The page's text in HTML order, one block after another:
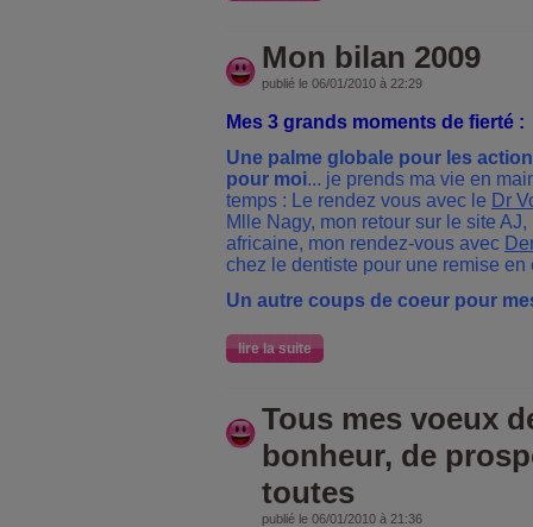
Mon bilan 2009
publié le 06/01/2010 à 22:29
Mes 3 grands moments de fierté :
Une palme globale pour les
pour moi... je prends ma vie en
temps : Le rendez vous avec le Dr
Mlle Nagy, mon retour sur le site
africaine, mon rendez-vous avec
chez le dentiste pour une remise en
Un autre coups de coeur pour
lire la suite
Tous mes voeux
bonheur, de
toutes
publié le 06/01/2010 à 21:36